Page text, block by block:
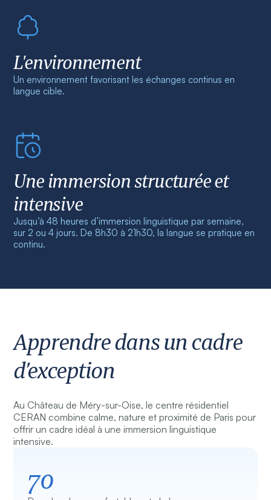
L'environnement
Un environnement favorisant les échanges continus en
langue cible.
Une immersion structurée et
intensive
Jusqu’à 48 heures d’immersion linguistique par semaine,
sur 2 ou 4 jours. De 8h30 à 21h30, la langue se pratique en
continu.
Apprendre dans un cadre
d’exception
Au Château de Méry-sur-Oise, le centre résidentiel
CERAN combine calme, nature et proximité de Paris pour
offrir un cadre idéal à une immersion linguistique
intensive.
70